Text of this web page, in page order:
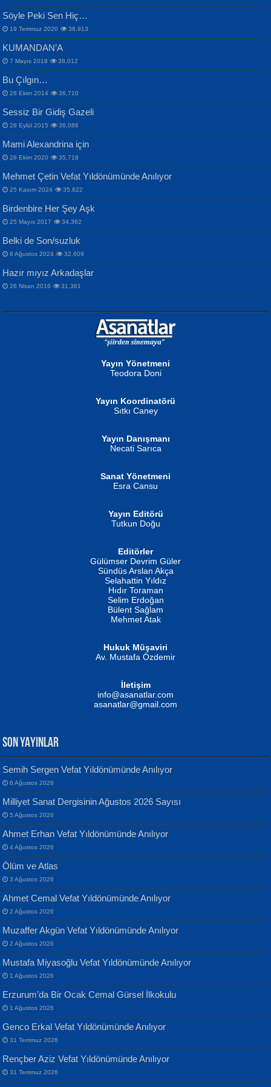
Samimiyet Nedir?...
İPEK ACAR SERT
Gazze’nin Şecaati, Ümmetin İmtihanı...
MAHMUT GÜRBÜZ
İbrahim Olmak ve Bitirebilmek...
NURAN KÖSE BAYDAR
İSMAİL OKUTAN
Erkeklerin Kahrolması Ne Demektir
MUSTAFA KELOĞLU
Yarına İz Bırakmak...
ATİLLA ÖZEN
Sultan Olmadan Önce Eyüp...
EKREM KARABABA
Mescid-i Aksâ Üstüne Ay!...
Selahattin Yıldız
İdrakimle Üşürken...
Songül Özel
Mahzen...
Ben Deniz Değilim ki...
Evvel Zaman Tanrıçası...
Yılmaz Ekinci
Geceye Söylenen...
Banu Sancak
Defterimden İçeri...
İsmail Aydos
İnkisar...
ERDEM BAYAZIT
Sana, Bana, Vatanıma, Ülkemin
İnsanlarına Dair...
NAZIM HİKMET RAN
Bir Cezaevinde, Tecritteki Adamın
Mektupları...
Söyle Peki Sen Hiç…
19 Temmuz 2020 38,913
KUMANDAN’A
7 Mayıs 2018 38,012
Bu Çılgın…
28 Ekim 2014 36,710
Sessiz Bir Gidiş Gazeli
28 Eylül 2015 36,086
Mami Alexandrina için
28 Ekim 2020 35,718
Mehmet Çetin Vefat Yıldönümünde Anılıyor
25 Kasım 2024 35,622
Birdenbire Her Şey Aşk
25 Mayıs 2017 34,362
Belki de Son/suzluk
8 Ağustos 2024 32,609
Hazır mıyız Arkadaşlar
26 Nisan 2016 31,361
Yayın Yönetmeni
Teodora Doni
Yayın Koordinatörü
Sıtkı Caney
Yayın Danışmanı
Necati Sarıca
Sanat Yönetmeni
Esra Cansu
Yayın Editörü
Tutkun Doğu
Editörler
Gülümser Devrim Güler
Sündüs Arslan Akça
Selahattin Yıldız
Hıdır Toraman
Selim Erdoğan
Bülent Sağlam
Mehmet Atak
Hukuk Müşaviri
Av. Mustafa Özdemir
İletişim
info@asanatlar.com
asanatlar@gmail.com
SON YAYINLAR
Semih Sergen Vefat Yıldönümünde Anılıyor
6 Ağustos 2026
Milliyet Sanat Dergisinin Ağustos 2026 Sayısı
5 Ağustos 2026
Ahmet Erhan Vefat Yıldönümünde Anılıyor
4 Ağustos 2026
Ölüm ve Atlas
3 Ağustos 2026
Ahmet Cemal Vefat Yıldönümünde Anılıyor
2 Ağustos 2026
Muzaffer Akgün Vefat Yıldönümünde Anılıyor
2 Ağustos 2026
Mustafa Miyasoğlu Vefat Yıldönümünde Anılıyor
1 Ağustos 2026
Erzurum’da Bir Ocak Cemal Gürsel İlkokulu
1 Ağustos 2026
Genco Erkal Vefat Yıldönümünde Anılıyor
31 Temmuz 2026
Rençber Aziz Vefat Yıldönümünde Anılıyor
31 Temmuz 2026